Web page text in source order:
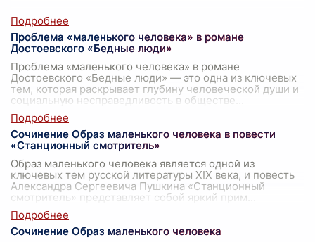
Проблема «маленького человека» в романе
Достоевского «Бедные люди»
Проблема «маленького человека» в романе
Достоевского «Бедные люди» — это одна из ключевых
тем, которая раскрывает глубину человеческой души и
социальную несправедливость в обществе
Сочинение Образ маленького человека в повести
«Станционный смотритель»
Образ маленького человека является одной из
ключевых тем русской литературы XIX века, и повесть
Александра Сергеевича Пушкина «Станционный
смотритель» представляет собой яркий прим
Сочинение Образ маленького человека